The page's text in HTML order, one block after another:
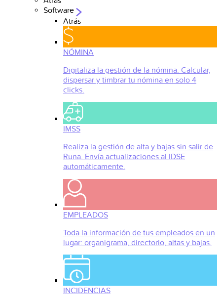
Software
Atrás
NÓMINA
Digitaliza la gestión de la nómina. Calcular,
dispersar y timbrar tu nómina en solo 4
clicks.
IMSS
Realiza la gestión de alta y bajas sin salir de
Runa. Envía actualizaciones al IDSE
automáticamente.
EMPLEADOS
Toda la información de tus empleados en un
lugar: organigrama, directorio, altas y bajas.
INCIDENCIAS